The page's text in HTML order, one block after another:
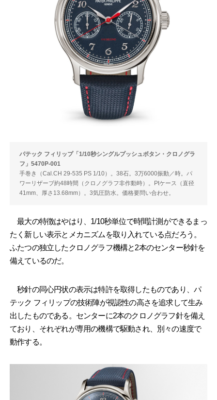
パテック フィリップ「1/10秒シングルプッシュボタン・クロノグラ
フ」5470P-001
手巻き（Cal.CH 29-535 PS 1/10）。38石。3万6000振動／時。パ
ワーリザーブ約48時間（クロノグラフ非作動時）。Ptケース（直径
41mm、厚さ13.68mm）。3気圧防水。価格要問い合わせ。
最大の特徴はやはり、1/10秒単位で時間計測ができるまっ
たく新しい表示とメカニズムを取り入れている点だろう。
ふたつの独立したクロノグラフ機構と2本のセンター秒針を
備えているのだ。
秒針の同心円状の表示は特許を取得したものであり、パ
テック フィリップの技術陣が視認性の高さを追求して生み
出したものである。センターに2本のクロノグラフ針を備え
ており、それぞれが専用の機構で駆動され、別々の速度で
動作する。